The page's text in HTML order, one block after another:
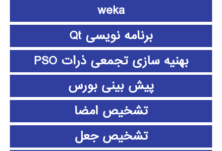
weka
برنامه نویسی Qt
بهنیه سازی تجمعی ذرات PSO
پیش بینی بورس
تشخیص امضا
تشخیص جعل